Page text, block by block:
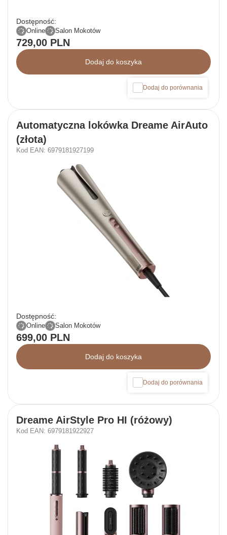
Dostępność:
Online Salon Mokotów
729,00 PLN
Dodaj do koszyka
Dodaj do porównania
Automatyczna lokówka Dreame AirAuto
(złota)
Kod EAN: 6979181927199
Dostępność:
Online Salon Mokotów
699,00 PLN
Dodaj do koszyka
Dodaj do porównania
Dreame AirStyle Pro HI (różowy)
Kod EAN: 6979181922927